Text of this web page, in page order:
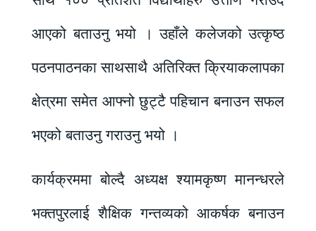
आएको बताउनु भयो । उहाँले कलेजको उत्कृष्ठ
पठनपाठनका साथसाथै अतिरिक्त क्रियाकलापका
क्षेत्रमा समेत आफ्नो छुट्टै पहिचान बनाउन सफल
भएको बताउनु गराउनु भयो ।
कार्यक्रममा बोल्दै अध्यक्ष श्यामकृष्ण मानन्धरले
भक्तपुरलाई शैक्षिक गन्तव्यको आकर्षक बनाउन